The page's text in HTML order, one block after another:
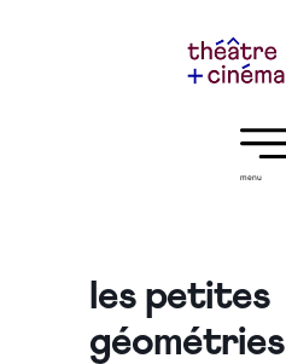
menu
les petites
géométries